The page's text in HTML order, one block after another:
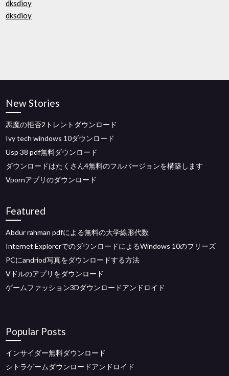
dksdioy
dksdioy
New Stories
悪魔の拒否2トレントダウンロード
Ivy tech windows 10ダウンロード
Usp 38 pdf無料ダウンロード
ダウンロードはたくさん4無料のフルバージョンを構築します
Vpornアプリのダウンロード
Featured
Abdur rahman pdfによる無料の大学線形代数
Internet ExplorerでのダウンロードによるWindows 10のフリーズ
PCにandriod写真をダウンロードする方法
Vドルのアプリをダウンロード
ゲームファッション3Dダウンロードアンドロイド
Popular Posts
インサイダー無料ダウンロード
シトラゲームダウンロードアンドロイド